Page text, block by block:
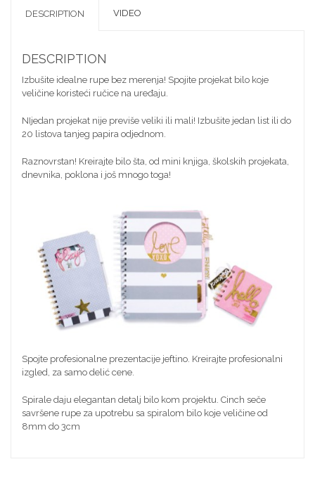
DESCRIPTION VIDEO
DESCRIPTION
Izbušite idealne rupe bez merenja! Spojite projekat bilo koje
veličine koristeći ručice na uređaju.
NIjedan projekat nije previše veliki ili mali! Izbušite jedan list ili do
20 listova tanjeg papira odjednom.
Raznovrstan! Kreirajte bilo šta, od mini knjiga, školskih projekata,
dnevnika, poklona i još mnogo toga!
Spojte profesionalne prezentacije jeftino. Kreirajte profesionalni
izgled, za samo delić cene.
Spirale daju elegantan detalj bilo kom projektu. Cinch seče
savršene rupe za upotrebu sa spiralom bilo koje veličine od
8mm do 3cm